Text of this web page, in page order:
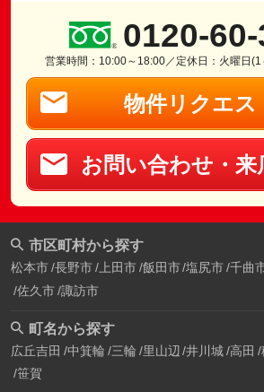
0120-
営業時間：10:00～18:00／定休日：火曜日
物件リクエス
お問い合わせ・来
市区町村から探す
松本市 長野市 上田市 飯田市 塩尻市 千曲
佐久市 諏訪市
町名から探す
広丘吉田 中箕輪 三輪 里山辺 井川城 高田
笹賀